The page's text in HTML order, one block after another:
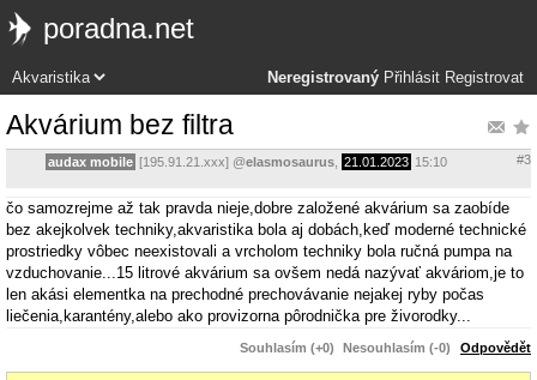
poradna.net
Neregistrovaný Přihlásit Registrovat
Akvárium bez filtra
audax mobile [195.91.21.xxx] @elasmosaurus 21.01.2023 15:10 #3
čo samozrejme až tak pravda nieje,dobre založené akvárium sa zaobíde
bez akejkolvek techniky,akvaristika bola aj dobách,keď moderné technické
prostriedky vôbec neexistovali a vrcholom techniky bola ručná pumpa na
vzduchovanie...15 litrové akvárium sa ovšem nedá nazývať akváriom,je to
len akási elementka na prechodné prechovávanie nejakej ryby počas
liečenia,karantény,alebo ako provizorna pôrodnička pre živorodky...
Souhlasím (+0) Nesouhlasím (-0) Odpovědět